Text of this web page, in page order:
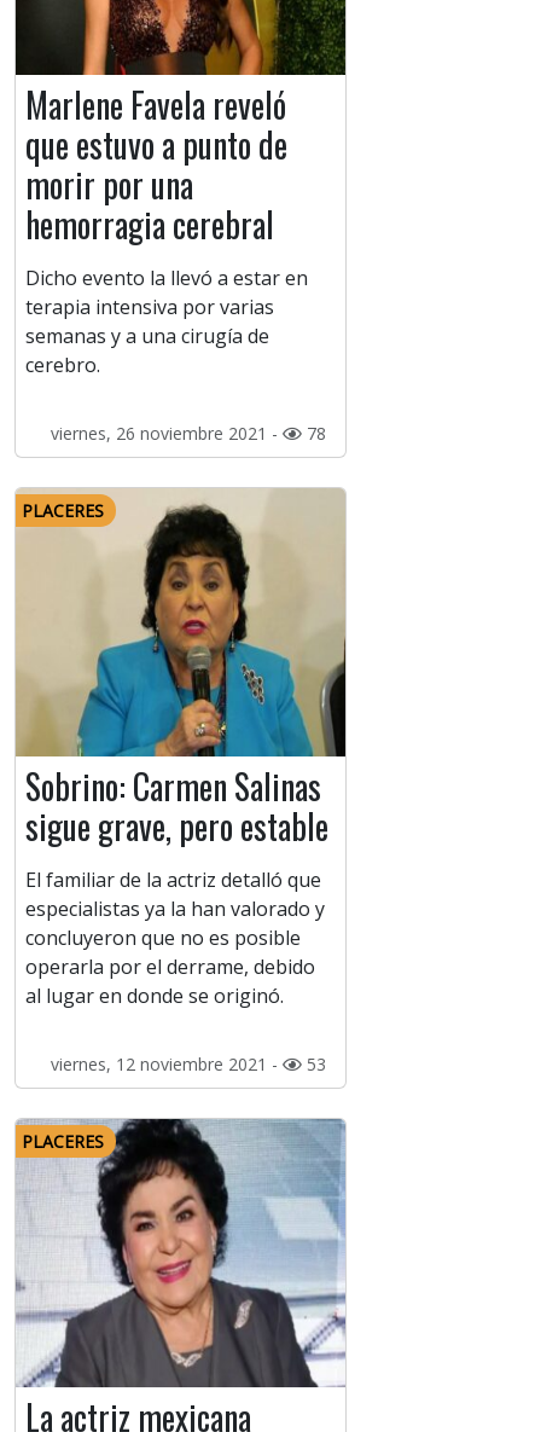
Marlene Favela reveló
que estuvo a punto de
morir por una
hemorragia cerebral
Dicho evento la llevó a estar en
terapia intensiva por varias
semanas y a una cirugía de
cerebro.
viernes, 26 noviembre 2021 - 78
PLACERES
Sobrino: Carmen Salinas
sigue grave, pero estable
El familiar de la actriz detalló que
especialistas ya la han valorado y
concluyeron que no es posible
operarla por el derrame, debido
al lugar en donde se originó.
viernes, 12 noviembre 2021 - 53
PLACERES
La actriz mexicana